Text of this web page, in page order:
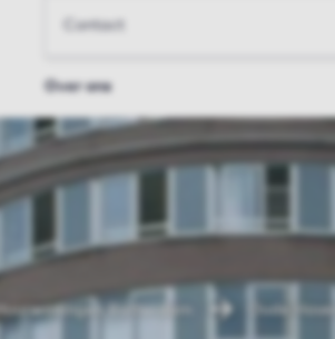
Contact
Over ons
Huurwoningen Rotterdam Oude Haven